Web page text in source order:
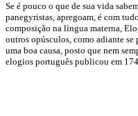
Se é pouco o que de sua vida
panegyristas, apregoam, é com
composição na língua materna,
outros opúsculos, como adiante
uma boa causa, posto que nem
elogios português publicou em